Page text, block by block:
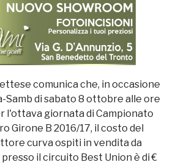
comunica che, in occasione
Samb di sabato 8 ottobre alle ore
l'ottava giornata di Campionato
Girone B 2016/17, il costo del
curva ospiti in vendita da
il circuito Best Union è di €